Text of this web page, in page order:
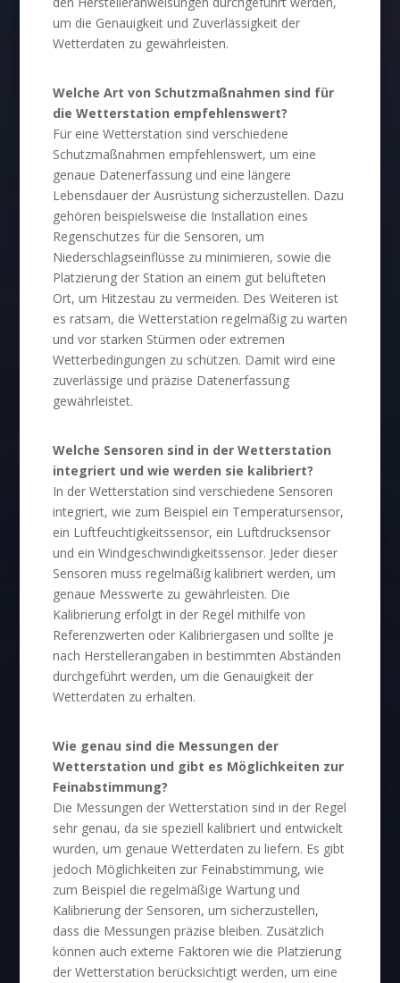
um die Genauigkeit und Zuverlässigkeit der
Wetterdaten zu gewährleisten.
Welche Art von Schutzmaßnahmen sind für
die Wetterstation empfehlenswert?
Für eine Wetterstation sind verschiedene
Schutzmaßnahmen empfehlenswert, um eine
genaue Datenerfassung und eine längere
Lebensdauer der Ausrüstung sicherzustellen. Dazu
gehören beispielsweise die Installation eines
Regenschutzes für die Sensoren, um
Niederschlagseinflüsse zu minimieren, sowie die
Platzierung der Station an einem gut belüfteten
Ort, um Hitzestau zu vermeiden. Des Weiteren ist
es ratsam, die Wetterstation regelmäßig zu warten
und vor starken Stürmen oder extremen
Wetterbedingungen zu schützen. Damit wird eine
zuverlässige und präzise Datenerfassung
gewährleistet.
Welche Sensoren sind in der Wetterstation
integriert und wie werden sie kalibriert?
In der Wetterstation sind verschiedene Sensoren
integriert, wie zum Beispiel ein Temperatursensor,
ein Luftfeuchtigkeitssensor, ein Luftdrucksensor
und ein Windgeschwindigkeitssensor. Jeder dieser
Sensoren muss regelmäßig kalibriert werden, um
genaue Messwerte zu gewährleisten. Die
Kalibrierung erfolgt in der Regel mithilfe von
Referenzwerten oder Kalibriergasen und sollte je
nach Herstellerangaben in bestimmten Abständen
durchgeführt werden, um die Genauigkeit der
Wetterdaten zu erhalten.
Wie genau sind die Messungen der
Wetterstation und gibt es Möglichkeiten zur
Feinabstimmung?
Die Messungen der Wetterstation sind in der Regel
sehr genau, da sie speziell kalibriert und entwickelt
wurden, um genaue Wetterdaten zu liefern. Es gibt
jedoch Möglichkeiten zur Feinabstimmung, wie
zum Beispiel die regelmäßige Wartung und
Kalibrierung der Sensoren, um sicherzustellen,
dass die Messungen präzise bleiben. Zusätzlich
können auch externe Faktoren wie die Platzierung
der Wetterstation berücksichtigt werden, um eine